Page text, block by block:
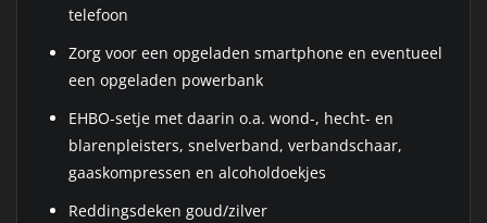
telefoon
Zorg voor een opgeladen smartphone en eventueel
een opgeladen powerbank
EHBO-setje met daarin o.a. wond-, hecht- en
blarenpleisters, snelverband, verbandschaar,
gaaskompressen en alcoholdoekjes
Reddingsdeken goud/zilver